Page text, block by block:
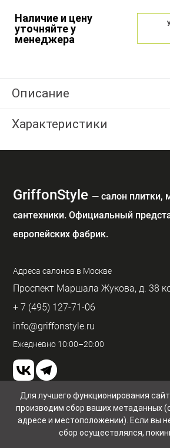
Наличие и цену
уточняйте у
менеджера
Описание
Характеристики
GriffonStyle — cалон плитки,
сантехники. Официальный
европейских фабрик.
Адреса салонов в Москве
Проспект Маршала Жукова, д. 38
+ 7 (495) 127-71-06
info@griffonstyle.ru
Ежедневно 10:00–20:00
© GriffonStyle 2026
Пользовательское соглашение и
Для лучшего функционирования
производим сбор ваших метаданных
адресе и местоположении). Если вы
сбор осуществлялся,